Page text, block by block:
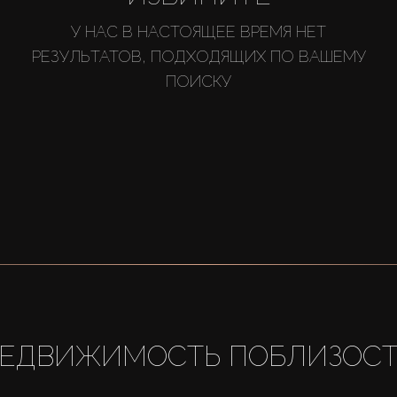
У НАС В НАСТОЯЩЕЕ ВРЕМЯ НЕТ
РЕЗУЛЬТАТОВ, ПОДХОДЯЩИХ ПО ВАШЕМУ
ПОИСКУ